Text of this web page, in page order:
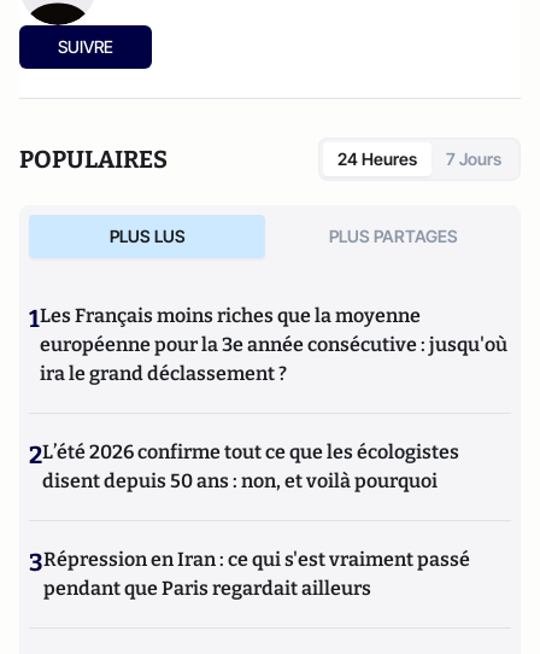
SUIVRE
POPULAIRES 24 Heures 7 Jours
PLUS LUS PLUS PARTAGES
1Les Français moins riches que la moyenne
européenne pour la 3e année consécutive : jusqu'où
ira le grand déclassement ?
2L’été 2026 confirme tout ce que les écologistes
disent depuis 50 ans : non, et voilà pourquoi
3Répression en Iran : ce qui s'est vraiment passé
pendant que Paris regardait ailleurs